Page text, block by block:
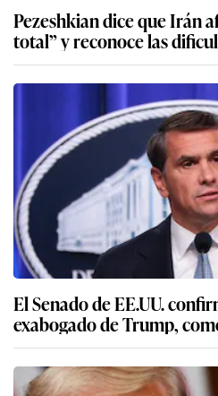
Pezeshkian dice que Irán
total” y reconoce las
El Senado de EE.UU.
exabogado de Trump,